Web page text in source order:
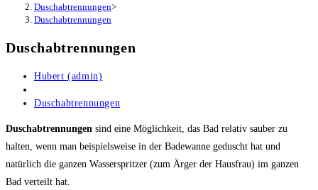
Duschabtrennungen>
Duschabtrennungen
Duschabtrennungen
Beitrags-
Hubert (admin)
veröffentlicht:
Beitrags-
Duschabtrennungen
Duschabtrennungen sind eine Möglichkeit, das Bad relativ sauber zu
halten, wenn man beispielsweise in der Badewanne geduscht hat und
natürlich die ganzen Wasserspritzer (zum Ärger der Hausfrau) im ganzen
Bad verteilt hat.